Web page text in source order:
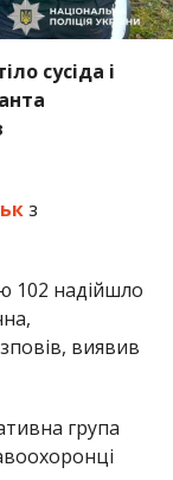
сусіда і
з
102 надійшло
виявив
група